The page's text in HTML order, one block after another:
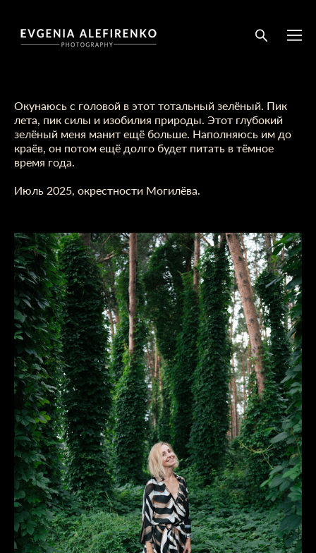
Окунаюсь с головой в этот тотальный зелёный. Пик
лета, пик силы и изобилия природы. Этот глубокий
зелёный меня манит ещё больше. Наполняюсь им до
краёв, он потом ещё долго будет питать в тёмное
время года.
Июль 2025, окрестности Могилёва.